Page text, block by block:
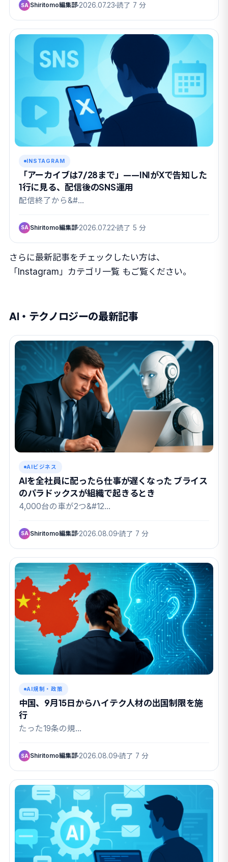
SA Shiritomo編集部 2026.07.23 読了 7 分
INSTAGRAM
「アーカイブは7/28まで」——INIがXで告知した
1行に見る、配信後のSNS運用
配信終了から&#…
SA Shiritomo編集部 2026.07.22 読了 5 分
さらに最新記事をチェックしたい方は、
「Instagram」カテゴリ一覧 もご覧ください。
AI・テクノロジーの最新記事
AIビジネス
AIを全社員に配ったら仕事が遅くなった ブライス
のパラドックスが組織で起きるとき
4,000台の車が2つ&#12…
SA Shiritomo編集部 2026.08.09 読了 7 分
AI規制・政策
中国、9月15日からハイテク人材の出国制限を施
行
たった19条の規…
SA Shiritomo編集部 2026.08.09 読了 7 分